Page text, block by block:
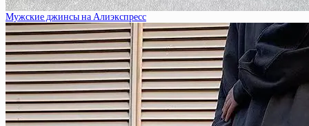
Мужские джинсы на Алиэкспресс